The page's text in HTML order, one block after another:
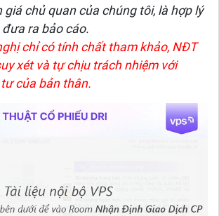
giá chủ quan của chúng tôi, là hợp lý
ra bảo cáo.
chỉ có tính chất tham khảo, NĐT
xét và tự chịu trách nhiệm với
của bản thân.